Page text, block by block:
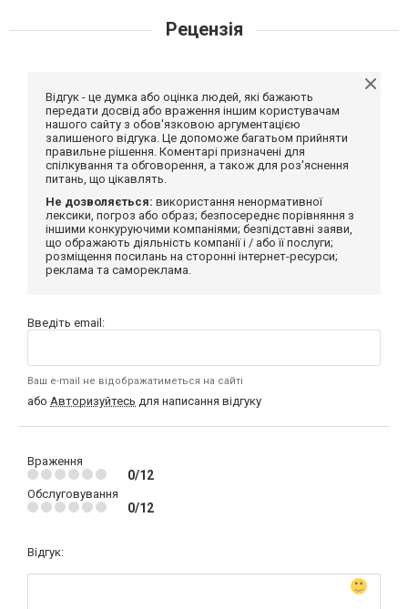
Рецензія
Відгук - це думка або оцінка людей, які бажають
передати досвід або враження іншим користувачам
нашого сайту з обов'язковою аргументацією
залишеного відгука. Це допоможе багатьом прийняти
правильне рішення. Коментарі призначені для
спілкування та обговорення, а також для роз'яснення
питань, що цікавлять.
Не дозволяється: використання ненормативної
лексики, погроз або образ; безпосереднє порівняння з
іншими конкуруючими компаніями; безпідставні заяви,
що ображають діяльність компанії і / або її послуги;
розміщення посилань на сторонні інтернет-ресурси;
реклама та самореклама.
Введіть email:
Ваш e-mail не відображатиметься на сайті
або Авторизуйтесь для написання відгуку
Враження
0/12
Обслуговування
0/12
Відгук: